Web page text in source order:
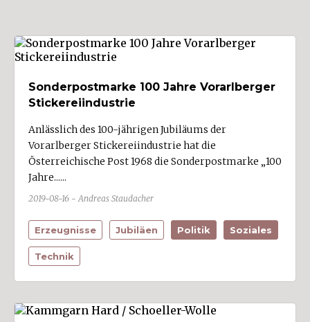
Treffer anzeigen
Sonderpostmarke 100 Jahre Vorarlberger
Stickereiindustrie
Anlässlich des 100-jährigen Jubiläums der
Vorarlberger Stickereiindustrie hat die
Österreichische Post 1968 die Sonderpostmarke „100
Jahre......
2019-08-16 - Andreas Staudacher
Erzeugnisse Jubiläen Politik Soziales
Technik